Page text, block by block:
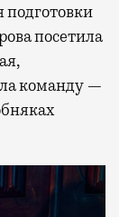
посетила
команду —